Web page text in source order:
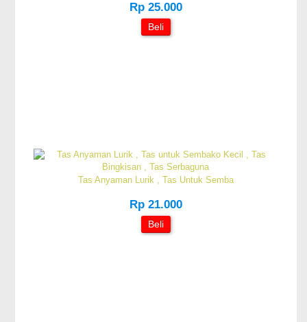
Rp 25.000
Beli
Tas Anyaman Lurik , Tas Untuk Semba
Rp 21.000
Beli